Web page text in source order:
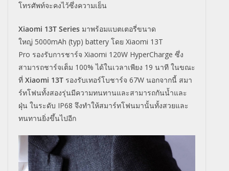
โทรศัพท์จะคงไว้ซึ่งความเย็น
Xiaomi 13T Series มาพร้อมแบตเตอรี่ขนาด
ใหญ่ 5000mAh (typ) battery โดย Xiaomi 13T
Pro รองรับการชาร์จ Xiaomi 120W HyperCharge ซึ่ง
สามารถชาร์จเต็ม 100%ได้ในเวลาเพียง 19 นาที ในขณะ
ที่ Xiaomi 13T รองรับเทอร์โบชาร์จ 67W นอกจากนี้ สมา
ร์ทโฟนทั้งสองรุ่นมีความทนทานและสามารถกันน้ำและ
ฝุ่น ในระดับ IP68 จึงทำให้สมาร์ทโฟนมานั้นทั้งสวยและ
ทนทานยิ่งขึ้นไปอีก